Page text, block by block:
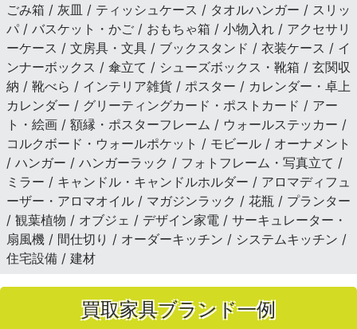
ごみ箱 / 灰皿 / ティッシュケース / タオルハンガー / スリッ
パ / バスケット・かご / おもちゃ箱 / 小物入れ / アクセサリ
ーケース / 文房具・文具 / ブックスタンド / 衣装ケース / イ
ンナーボックス / 傘立て / シューズボックス・靴箱 / 玄関収
納 / 靴べら / インテリア雑貨 / ポスター / カレンダー・卓上
カレンダー / グリーティングカード・ポストカード / アー
ト・絵画 / 額縁・ポスターフレーム / ウォールステッカー /
コルクボード・ウォールポケット / モビール / オーナメント
/ ハンガー / ハンガーラック / フォトフレーム・写真立て /
ミラー / キャンドル・キャンドルホルダー / アロマディフュ
ーザー・アロマオイル / マガジンラック / 花瓶 / プランター
/ 観葉植物 / オブジェ / デザイン家電 / サーキュレーター・
扇風機 / 間仕切り / オーダーキッチン / システムキッチン /
住宅設備 / 建材
買取家具ブランド一例